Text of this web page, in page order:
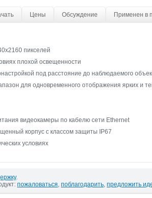
Цены Обсуждение Применен в
пикселей
плохой освещенности
под расстояние до наблюдаемого
для одновременного отображения ярких и
видеокамеры по кабелю сети Ethernet
корпус с классом защиты IP67
условиях
.
пожаловаться, поблагодарить, предложить